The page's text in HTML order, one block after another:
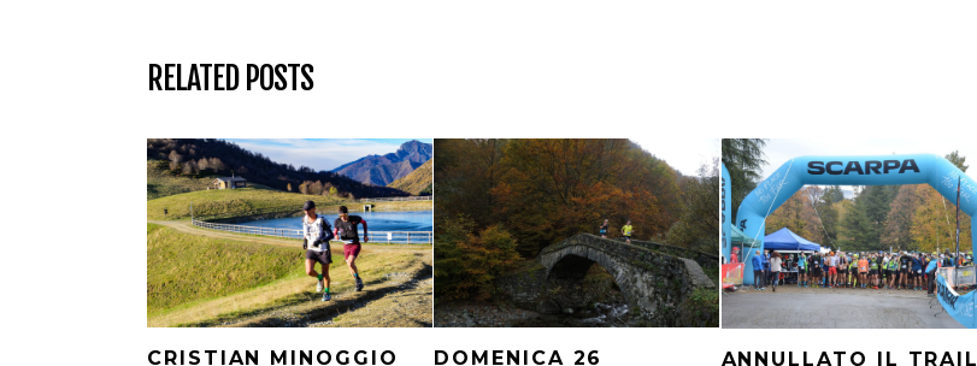
RELATED POSTS
CRISTIAN MINOGGIO
DOMENICA 26
ANNULLATO IL TRAIL